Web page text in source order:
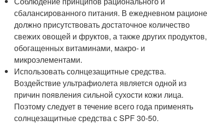
сбалансированного питания. В ежедневном рационе
должно присутствовать достаточное количество
свежих овощей и фруктов, а также других продуктов,
обогащенных витаминами, макро- и
микроэлементами.
Использовать солнцезащитные средства.
Воздействие ультрафиолета является одной из
причин появления сильной сухости кожи лица.
Поэтому следует в течение всего года применять
солнцезащитные средства с SPF 30-50.